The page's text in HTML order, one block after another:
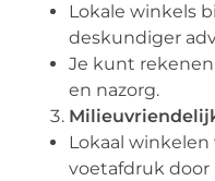
Lokale winkels
deskundiger
Je kunt
en nazorg.
Lokaal
voetafdruk